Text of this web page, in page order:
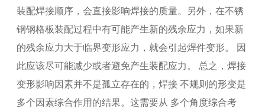
装配焊接顺序，会直接影响焊接的质量。另外，在不锈
钢钢格板装配过程中有可能产生新的残余应力，如果新
的残余应力大于临界变形应力，就会引起焊件变形。 因
此应该尽可能减少或者避免产生装配应力。 总之，焊接
变形影响因素并不是孤立存在的，焊接 不规则的形变是
多个因素综合作用的结果。这需要从 多个角度综合考